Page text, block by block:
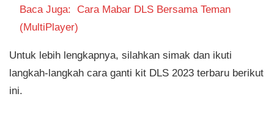
Baca Juga: Cara Mabar DLS Bersama Teman
(MultiPlayer)
Untuk lebih lengkapnya, silahkan simak dan ikuti
langkah-langkah cara ganti kit DLS 2023 terbaru berikut
ini.